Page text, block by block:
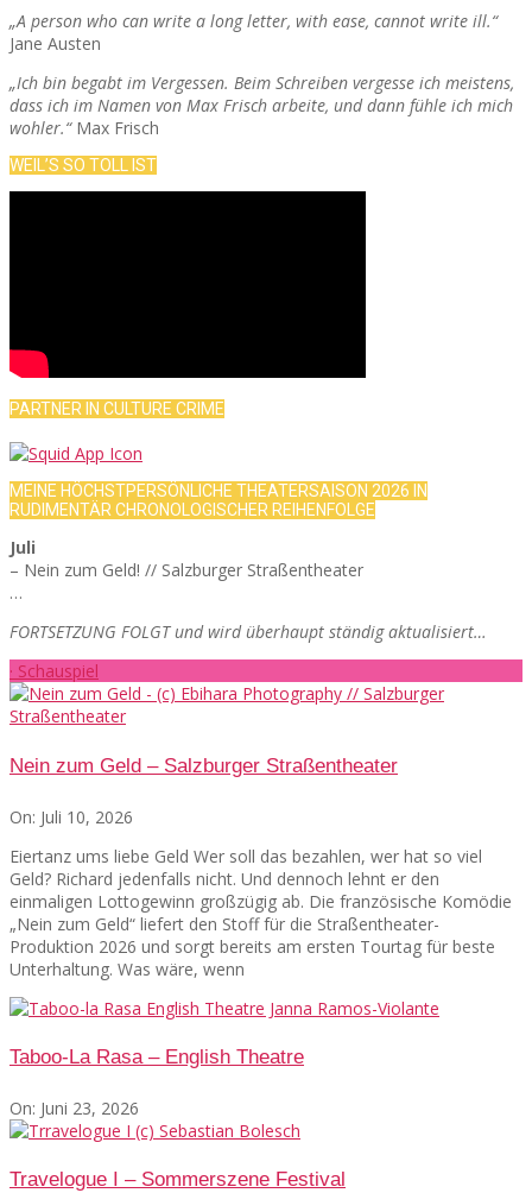
„A person who can write a long letter, with ease, cannot write ill.“
Jane Austen
„Ich bin begabt im Vergessen. Beim Schreiben vergesse ich meistens,
dass ich im Namen von Max Frisch arbeite, und dann fühle ich mich
wohler.“Max Frisch
WEIL’S SO TOLL IST
PARTNER IN CULTURE CRIME
MEINE HÖCHSTPERSÖNLICHE THEATERSAISON 2026 IN
RUDIMENTÄR CHRONOLOGISCHER REIHENFOLGE
Juli
– Nein zum Geld! // Salzburger Straßentheater
…
FORTSETZUNG FOLGT und wird überhaupt ständig aktualisiert…
· Schauspiel
Nein zum Geld – Salzburger Straßentheater
On: Juli 10, 2026
Eiertanz ums liebe Geld Wer soll das bezahlen, wer hat so viel
Geld? Richard jedenfalls nicht. Und dennoch lehnt er den
einmaligen Lottogewinn großzügig ab. Die französische Komödie
„Nein zum Geld“ liefert den Stoff für die Straßentheater-
Produktion 2026 und sorgt bereits am ersten Tourtag für beste
Unterhaltung. Was wäre, wenn
Taboo-La Rasa – English Theatre
On: Juni 23, 2026
Travelogue I – Sommerszene Festival